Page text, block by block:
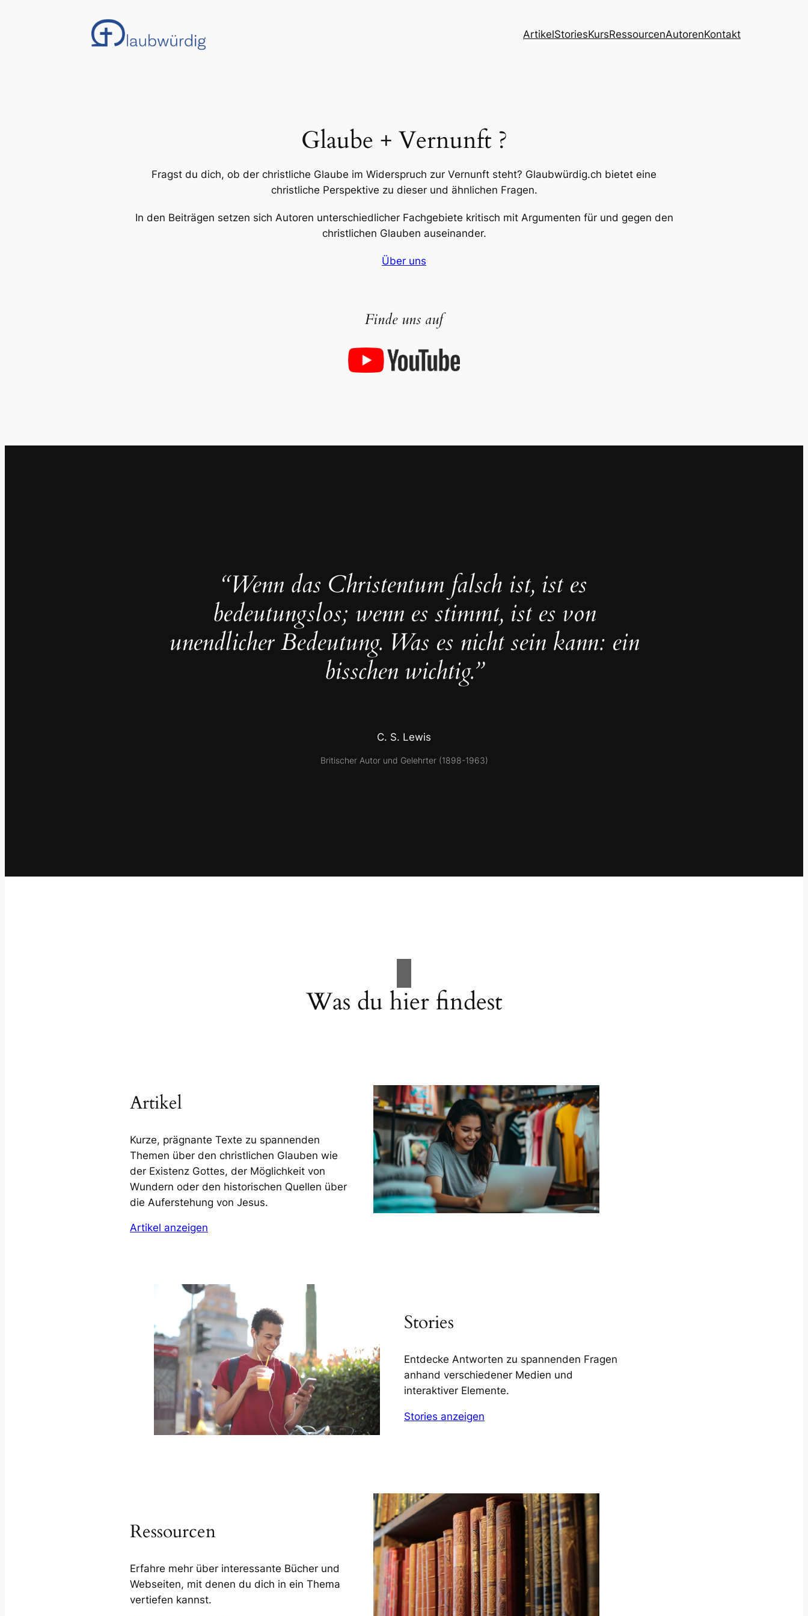
ArtikelStoriesKursRessourcenAutorenKontakt
Glaube + Vernunft ?
Fragst du dich, ob der christliche Glaube im Widerspruch zur Vernunft steht? Glaubwürdig.ch bietet eine
christliche Perspektive zu dieser und ähnlichen Fragen.
In den Beiträgen setzen sich Autoren unterschiedlicher Fachgebiete kritisch mit Argumenten für und gegen den
christlichen Glauben auseinander.
Über uns
Finde uns auf
“Wenn das Christentum falsch ist, ist es
bedeutungslos; wenn es stimmt, ist es von
unendlicher Bedeutung. Was es nicht sein kann: ein
bisschen wichtig.”
C. S. Lewis
Britischer Autor und Gelehrter (1898-1963)
Was du hier findest
Artikel
Kurze, prägnante Texte zu spannenden
Themen über den christlichen Glauben wie
der Existenz Gottes, der Möglichkeit von
Wundern oder den historischen Quellen über
die Auferstehung von Jesus.
Artikel anzeigen
Stories
Entdecke Antworten zu spannenden Fragen
anhand verschiedener Medien und
interaktiver Elemente.
Stories anzeigen
Ressourcen
Erfahre mehr über interessante Bücher und
Webseiten, mit denen du dich in ein Thema
vertiefen kannst.